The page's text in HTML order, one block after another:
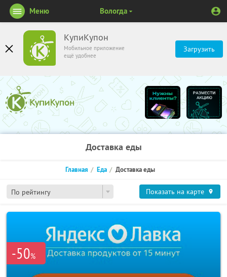
КупиКупон
Мобильное приложение
ещё удобнее
Загрузить
Меню Вологда
Доставка еды
По рейтингу
Главная Еда Доставка еды
Показать на карте
-50%